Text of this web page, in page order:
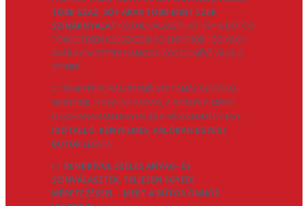
TÖBB SZÁZ, SŐT AKÁR TÖBB MINT EZER
SZÍNÁRNYALAT KÖZÜL VÁLASZTHAT, ÍGY A BÚTOR
TÖKÉLETESEN ILLESZKEDIK AZ ENTERIŐRHÖZ VAGY
AKÁR KARAKTERES HANGSÚLYOS ELEMÉVÉ VÁLIK A
TÉRNEK.
A TERVEZÉS SORÁN SZEMÉLYES TANÁCSADÁSSAL
SEGÍTÜNK, HOGY AZ ANYAG, A SZÍN ÉS A MÉRET
ÖSSZHANGBAN LEGYEN, ÉS A VÉGEREDMÉNY EGY
IDŐTÁLLÓ, KÉNYELMES, VALÓBAN EGYEDI
BÚTOR LEGYEN.
👉 RENDKÍVÜL SZÉLES ANYAG- ÉS
SZÍNVÁLASZTÉK, TELJESEN EGYEDI
MÉRETEZÉSSEL – MERT A BÚTOR ÖNHÖZ